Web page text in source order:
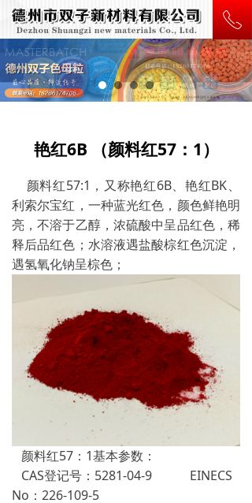
ꂅ
艳红6B （颜料红57：1）
颜料红57:1，又称艳红6B、艳红BK、
利索尔宝红，一种蓝光红色，颜色鲜艳明
亮，不溶于乙醇，浓硫酸中呈品红色，稀
释后品红色；水溶液遇盐酸棕红色沉淀，
遇氢氧化钠呈棕色；
颜料红57：1基本参数：
CAS登记号：5281-04-9 EINECS
No：226-109-5